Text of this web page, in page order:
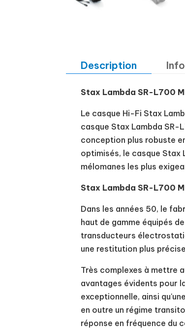
Description
Stax Lambda SR-L700
Le casque Hi-Fi Stax
casque Stax Lambda SR-
conception plus robuste
optimisés, le casque Stax
mélomanes les plus
Stax Lambda SR-L700
Dans les années 50, le
haut de gamme équipés
transducteurs
une restitution plus
Très complexes à mettre
avantages évidents pour
exceptionnelle, ainsi
en outre un régime
réponse en fréquence du